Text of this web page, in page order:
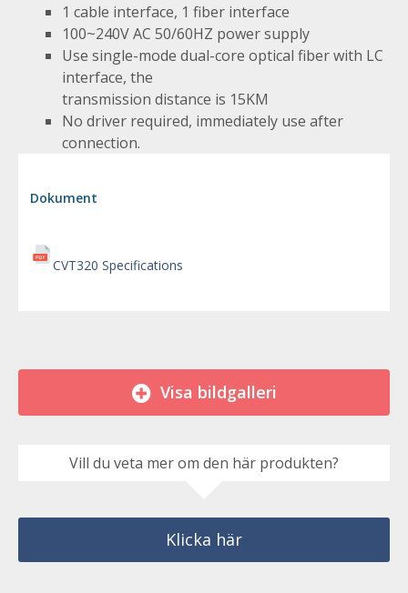
1 cable interface, 1 fiber interface
100~240V AC 50/60HZ power supply
Use single-mode dual-core optical fiber with LC
interface, the
transmission distance is 15KM
No driver required, immediately use after
connection.
Dokument
CVT320 Specifications
Visa bildgalleri
Vill du veta mer om den här produkten?
Klicka här